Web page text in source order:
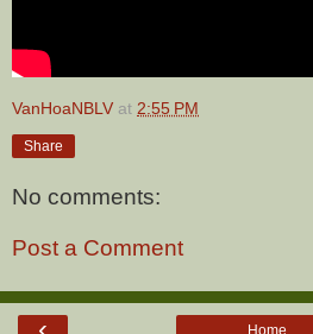
VanHoaNBLV at 2:55 PM
Share
No comments:
Post a Comment
Home